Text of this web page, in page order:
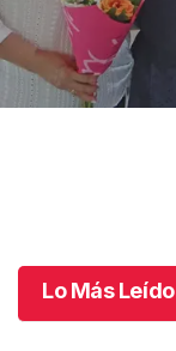
Lo Más Leído